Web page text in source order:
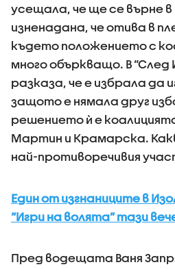
усещала, че ще се върне
изненадана, че отива в
където положението с
много объркващо. В “След
разказа, че е избрала да
защото е нямала друг
решението ѝ е
Мартин и Крамарска.
най-противоречивия
Един от изгнаниците в
“Игри на волята” тази
Пред водещата Ваня